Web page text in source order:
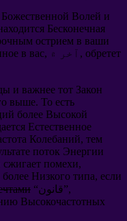
Волей и
Бесконечная
острием в ваши
в вас , آخر ۾, обретет
и важнее тот Закон
выше. То есть
более Высокой
Естественное
Колебаний, тем
поток Энергии
помехи,
Низкого типа, если
“قانون”,
Высокочастотных